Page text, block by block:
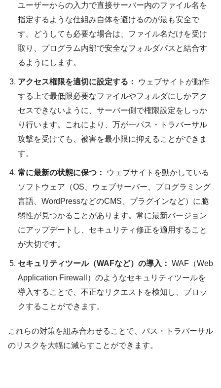
ユーザーからの入力で直接サーバー内のファイル名を
指定するような仕組み自体を避けるのが最も安全で
す。どうしても必要な場合は、ファイル名だけを受け
取り、プログラム内部で安全なフォルダパスと結合す
るようにします。
アクセス権限を適切に設定する：
ウェブサイトが動作
する上で最低限必要なファイルやフォルダにしかアク
セスできないように、サーバー側で権限設定をしっか
り行います。これにより、万が一パス・トラバーサル
攻撃を受けても、被害を最小限に抑えることができま
す。
常に最新の状態に保つ：
ウェブサイトを動かしている
ソフトウェア（OS、ウェブサーバー、プログラミング
言語、WordPressなどのCMS、プラグインなど）に脆
弱性が見つかることがあります。常に最新バージョン
にアップデートし、セキュリティ修正を適用すること
が大切です。
セキュリティツール（WAFなど）の導入： WAF（Web
Application Firewall）のようなセキュリティツールを
導入することで、不正なリクエストを検知し、ブロッ
クすることができます。
これらの対策を組み合わせることで、パス・トラバーサル
のリスクを大幅に減らすことができます。